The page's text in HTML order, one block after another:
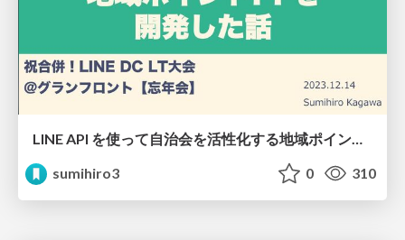
LINE API を使って自治会を活性化する地域ポイントPFを開発した話
sumihiro3
0 310